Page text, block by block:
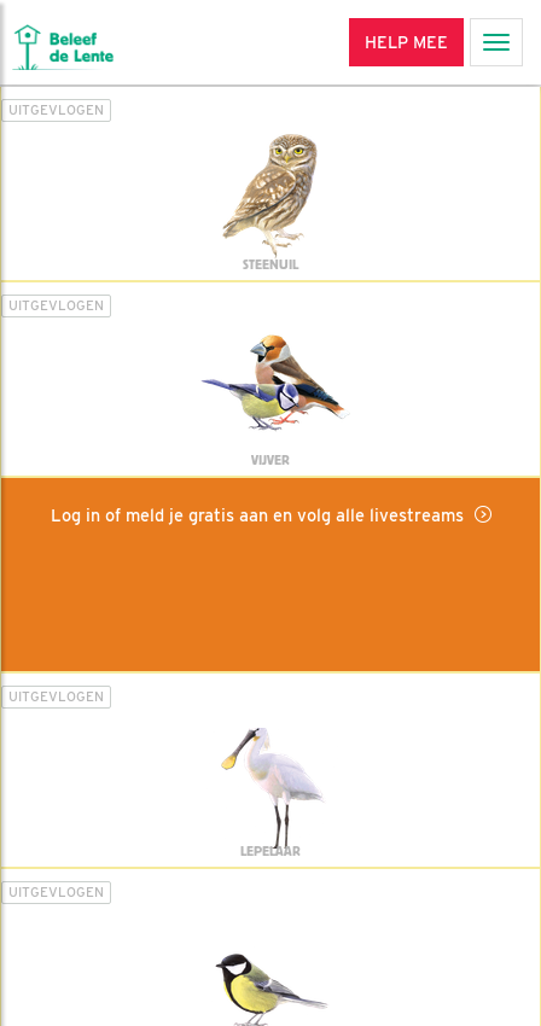
HELP MEE
UITGEVLOGEN
STEENUIL
UITGEVLOGEN
VIJVER
Log in of meld je gratis aan en volg alle livestreams
UITGEVLOGEN
LEPELAAR
UITGEVLOGEN